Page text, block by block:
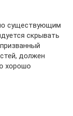
существующим
скрывать
должен
хорошо